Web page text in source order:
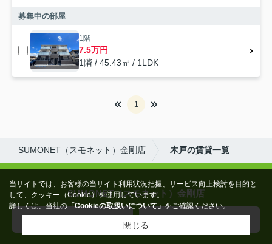
募集中の部屋
1階
7.5万円
1階 / 45.43㎡ / 1LDK
1
SUMONET（スモネット）金剛店 木戸の賃貸一覧
SUMONET（スモネット）金剛店
当サイトでは、お客様の当サイト利用状況把握、サービス向上検討を目的と
して、クッキー（Cookie）を使用しています。
詳しくは、当社の「Cookieの取扱いについて」をご確認ください。
閉じる